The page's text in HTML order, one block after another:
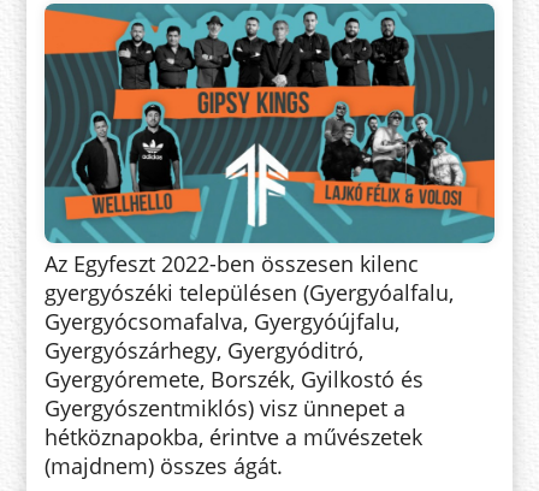
Az Egyfeszt 2022-ben összesen kilenc
gyergyószéki településen (Gyergyóalfalu,
Gyergyócsomafalva, Gyergyóújfalu,
Gyergyószárhegy, Gyergyóditró,
Gyergyóremete, Borszék, Gyilkostó és
Gyergyószentmiklós) visz ünnepet a
hétköznapokba, érintve a művészetek
(majdnem) összes ágát.